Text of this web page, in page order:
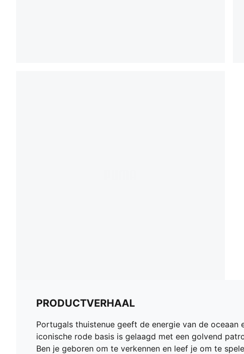
PRODUCTVERHAAL
Portugals thuistenue geeft de energie van de
iconische rode basis is gelaagd met een golvend
Ben je geboren om te verkennen en leef je om te